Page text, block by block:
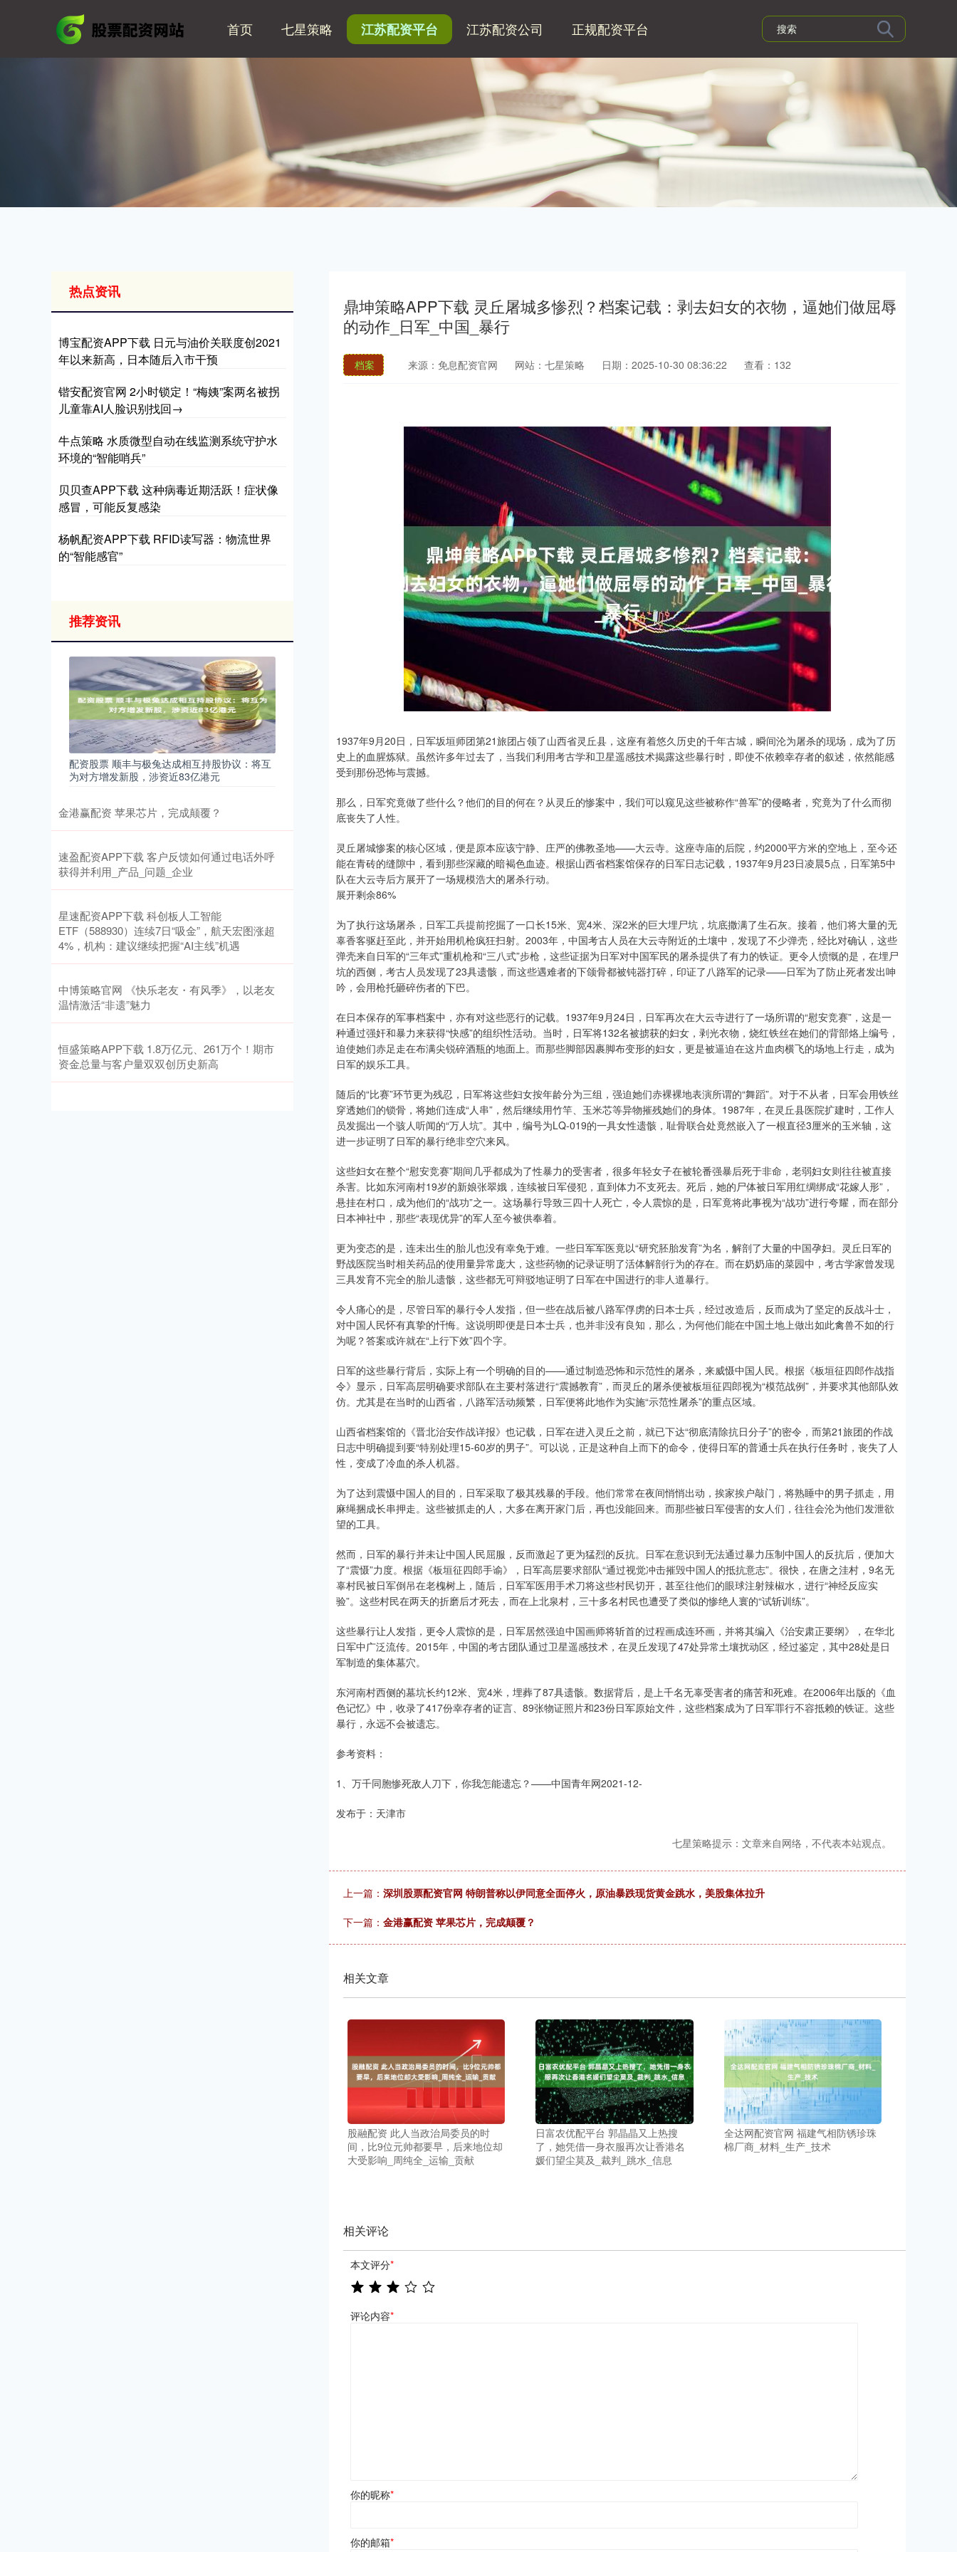
首页 七星策略 江苏配资平台 江苏配资公司 正规配资平台
鼎坤策略APP下载 灵丘屠城多惨烈？档案记载：剥去妇女的衣物，逼她们做屈辱
的动作_日军_中国_暴行
档案 来源：免息配资官网 网站：七星策略 日期：2025-10-30 08:36:22 查看：132
1937年9月20日，日军坂垣师团第21旅团占领了山西省灵丘县，这座有着悠久历史的千年古城，瞬间沦为屠杀的现场，成为了历
史上的血腥炼狱。虽然许多年过去了，当我们利用考古学和卫星遥感技术揭露这些暴行时，即使不依赖幸存者的叙述，依然能感
受到那份恐怖与震撼。
那么，日军究竟做了些什么？他们的目的何在？从灵丘的惨案中，我们可以窥见这些被称作“兽军”的侵略者，究竟为了什么而彻
底丧失了人性。
灵丘屠城惨案的核心区域，便是原本应该宁静、庄严的佛教圣地——大云寺。这座寺庙的后院，约2000平方米的空地上，至今还
能在青砖的缝隙中，看到那些深藏的暗褐色血迹。根据山西省档案馆保存的日军日志记载，1937年9月23日凌晨5点，日军第5中
队在大云寺后方展开了一场规模浩大的屠杀行动。
展开剩余86%
为了执行这场屠杀，日军工兵提前挖掘了一口长15米、宽4米、深2米的巨大埋尸坑，坑底撒满了生石灰。接着，他们将大量的无
辜香客驱赶至此，并开始用机枪疯狂扫射。2003年，中国考古人员在大云寺附近的土壤中，发现了不少弹壳，经比对确认，这些
弹壳来自日军的“三年式”重机枪和“三八式”步枪，这些证据为日军对中国军民的屠杀提供了有力的铁证。更令人愤慨的是，在埋尸
坑的西侧，考古人员发现了23具遗骸，而这些遇难者的下颌骨都被钝器打碎，印证了八路军的记录——日军为了防止死者发出呻
吟，会用枪托砸碎伤者的下巴。
在日本保存的军事档案中，亦有对这些恶行的记载。1937年9月24日，日军再次在大云寺进行了一场所谓的“慰安竞赛”，这是一
种通过强奸和暴力来获得“快感”的组织性活动。当时，日军将132名被掳获的妇女，剥光衣物，烧红铁丝在她们的背部烙上编号，
迫使她们赤足走在布满尖锐碎酒瓶的地面上。而那些脚部因裹脚布变形的妇女，更是被逼迫在这片血肉横飞的场地上行走，成为
日军的娱乐工具。
随后的“比赛”环节更为残忍，日军将这些妇女按年龄分为三组，强迫她们赤裸裸地表演所谓的“舞蹈”。对于不从者，日军会用铁丝
穿透她们的锁骨，将她们连成“人串”，然后继续用竹竿、玉米芯等异物摧残她们的身体。1987年，在灵丘县医院扩建时，工作人
员发掘出一个骇人听闻的“万人坑”。其中，编号为LQ-019的一具女性遗骸，耻骨联合处竟然嵌入了一根直径3厘米的玉米轴，这
进一步证明了日军的暴行绝非空穴来风。
这些妇女在整个“慰安竞赛”期间几乎都成为了性暴力的受害者，很多年轻女子在被轮番强暴后死于非命，老弱妇女则往往被直接
杀害。比如东河南村19岁的新娘张翠娥，连续被日军侵犯，直到体力不支死去。死后，她的尸体被日军用红绸绑成“花嫁人形”，
悬挂在村口，成为他们的“战功”之一。这场暴行导致三四十人死亡，令人震惊的是，日军竟将此事视为“战功”进行夸耀，而在部分
日本神社中，那些“表现优异”的军人至今被供奉着。
更为变态的是，连未出生的胎儿也没有幸免于难。一些日军军医竟以“研究胚胎发育”为名，解剖了大量的中国孕妇。灵丘日军的
野战医院当时相关药品的使用量异常庞大，这些药物的记录证明了活体解剖行为的存在。而在奶奶庙的菜园中，考古学家曾发现
三具发育不完全的胎儿遗骸，这些都无可辩驳地证明了日军在中国进行的非人道暴行。
令人痛心的是，尽管日军的暴行令人发指，但一些在战后被八路军俘虏的日本士兵，经过改造后，反而成为了坚定的反战斗士，
对中国人民怀有真挚的忏悔。这说明即便是日本士兵，也并非没有良知，那么，为何他们能在中国土地上做出如此禽兽不如的行
为呢？答案或许就在“上行下效”四个字。
日军的这些暴行背后，实际上有一个明确的目的——通过制造恐怖和示范性的屠杀，来威慑中国人民。根据《板垣征四郎作战指
令》显示，日军高层明确要求部队在主要村落进行“震撼教育”，而灵丘的屠杀便被板垣征四郎视为“模范战例”，并要求其他部队效
仿。尤其是在当时的山西省，八路军活动频繁，日军便将此地作为实施“示范性屠杀”的重点区域。
山西省档案馆的《晋北治安作战详报》也记载，日军在进入灵丘之前，就已下达“彻底清除抗日分子”的密令，而第21旅团的作战
日志中明确提到要“特别处理15-60岁的男子”。可以说，正是这种自上而下的命令，使得日军的普通士兵在执行任务时，丧失了人
性，变成了冷血的杀人机器。
为了达到震慑中国人的目的，日军采取了极其残暴的手段。他们常常在夜间悄悄出动，挨家挨户敲门，将熟睡中的男子抓走，用
麻绳捆成长串押走。这些被抓走的人，大多在离开家门后，再也没能回来。而那些被日军侵害的女人们，往往会沦为他们发泄欲
望的工具。
然而，日军的暴行并未让中国人民屈服，反而激起了更为猛烈的反抗。日军在意识到无法通过暴力压制中国人的反抗后，便加大
了“震慑”力度。根据《板垣征四郎手谕》，日军高层要求部队“通过视觉冲击摧毁中国人的抵抗意志”。很快，在唐之洼村，9名无
辜村民被日军倒吊在老槐树上，随后，日军军医用手术刀将这些村民切开，甚至往他们的眼球注射辣椒水，进行“神经反应实
验”。这些村民在两天的折磨后才死去，而在上北泉村，三十多名村民也遭受了类似的惨绝人寰的“试斩训练”。
这些暴行让人发指，更令人震惊的是，日军居然强迫中国画师将斩首的过程画成连环画，并将其编入《治安肃正要纲》，在华北
日军中广泛流传。2015年，中国的考古团队通过卫星遥感技术，在灵丘发现了47处异常土壤扰动区，经过鉴定，其中28处是日
军制造的集体墓穴。
东河南村西侧的墓坑长约12米、宽4米，埋葬了87具遗骸。数据背后，是上千名无辜受害者的痛苦和死难。在2006年出版的《血
色记忆》中，收录了417份幸存者的证言、89张物证照片和23份日军原始文件，这些档案成为了日军罪行不容抵赖的铁证。这些
暴行，永远不会被遗忘。
参考资料：
1、万千同胞惨死敌人刀下，你我怎能遗忘？——中国青年网2021-12-
发布于：天津市
七星策略提示：文章来自网络，不代表本站观点。
上一篇： 深圳股票配资官网 特朗普称以伊同意全面停火，原油暴跌现货黄金跳水，美股集体拉升
下一篇： 金港赢配资 苹果芯片，完成颠覆？
相关文章
股融配资 此人当政治局委员的时
间，比9位元帅都要早，后来地位却
大受影响_周纯全_运输_贡献
日富农优配平台 郭晶晶又上热搜
了，她凭借一身衣服再次让香港名
媛们望尘莫及_裁判_跳水_信息
全达网配资官网 福建气相防锈珍珠
棉厂商_材料_生产_技术
相关评论
本文评分*
评论内容*
你的昵称*
你的邮箱*
热点资讯
博宝配资APP下载 日元与油价关联度创2021
年以来新高，日本随后入市干预
锴安配资官网 2小时锁定！“梅姨”案两名被拐
儿童靠AI人脸识别找回→
牛点策略 水质微型自动在线监测系统守护水
环境的“智能哨兵”
贝贝查APP下载 这种病毒近期活跃！症状像
感冒，可能反复感染
杨帆配资APP下载 RFID读写器：物流世界
的“智能感官”
推荐资讯
配资股票 顺丰与极兔达成相互持股协议：将互
为对方增发新股，涉资近83亿港元
金港赢配资 苹果芯片，完成颠覆？
速盈配资APP下载 客户反馈如何通过电话外呼
获得并利用_产品_问题_企业
星速配资APP下载 科创板人工智能
ETF（588930）连续7日“吸金”，航天宏图涨超
4%，机构：建议继续把握“AI主线”机遇
中博策略官网 《快乐老友・有风季》，以老友
温情激活“非遗”魅力
恒盛策略APP下载 1.8万亿元、261万个！期市
资金总量与客户量双双创历史新高